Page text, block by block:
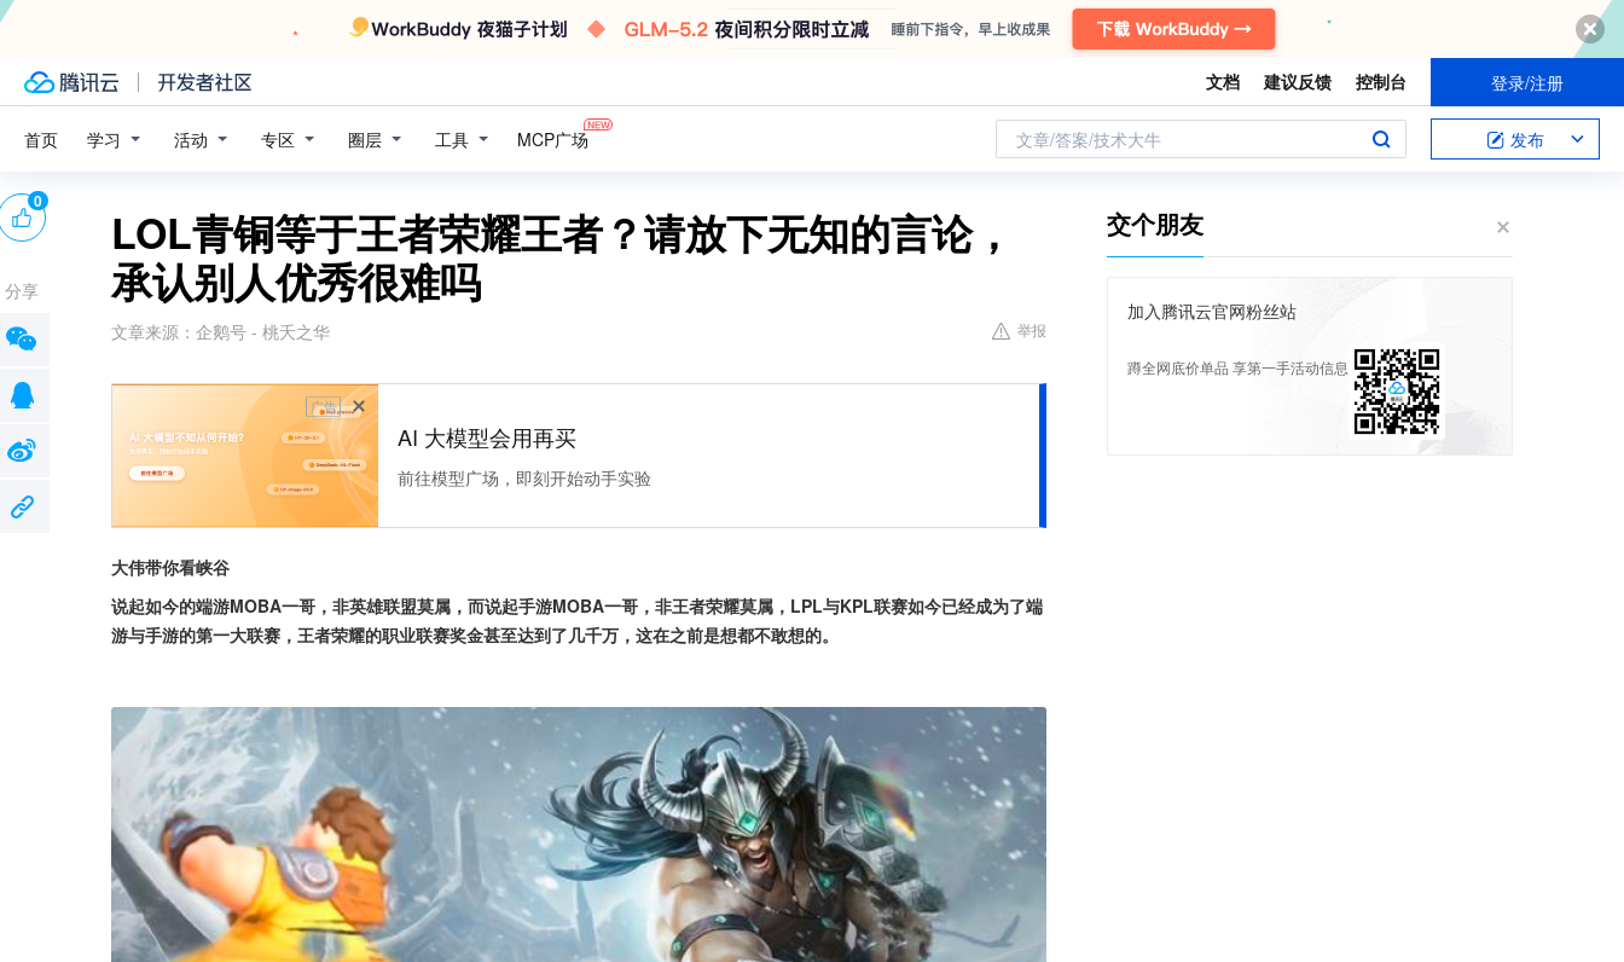
文档 建议反馈 控制台 登录/注册
首页 学习 活动 专区 圈层 工具 MCP广场 文章/答案/技术大牛 发布
LOL青铜等于王者荣耀王者？请放下无知的言论，
承认别人优秀很难吗
文章来源： 企鹅号 - 桃夭之华 举报
广告
AI 大模型会用再买
前往模型广场，即刻开始动手实验
大伟带你看峡谷
说起如今的端游MOBA一哥，非英雄联盟莫属，而说起手游MOBA一哥，非王者荣耀莫属，LPL与KPL联赛如今已经成为了端
游与手游的第一大联赛，王者荣耀的职业联赛奖金甚至达到了几千万，这在之前是想都不敢想的。
0
分享
交个朋友
加入腾讯云官网粉丝站
蹲全网底价单品 享第一手活动信息